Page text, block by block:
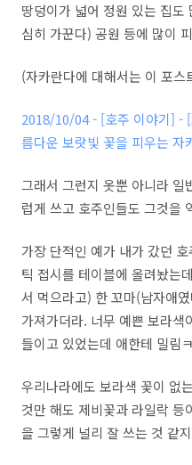
땅덩이가 넓어 정원 있는 집도
심히 가꾼다) 공원 등에 많이
(자카란다에 대해서는 이 포스
2018/10/04 - [호주 이야기] -
름다운 보랏빛 꽃을 피우는
그래서 그런지 옷뿐 아니라 일
럽게 쓰고 호주인들도 그것을
가장 단적인 예가 내가 갔던
틱 접시를 테이블에 올려놨는
서 먹으라고) 한 꼬마(남자애
가져가더라. 너무 예쁜 보라색
들이고 있었는데 애한테 밀림
우리나라에도 보라색 꽃이 없
것만 해도 제비꽃과 라일락 등
을 그렇게 널리 잘 쓰는 것 같